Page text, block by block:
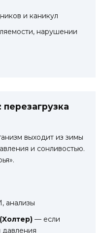
и каникул
нарушении
выходит из зимы
и сонливостью.
анализы
— если
давления